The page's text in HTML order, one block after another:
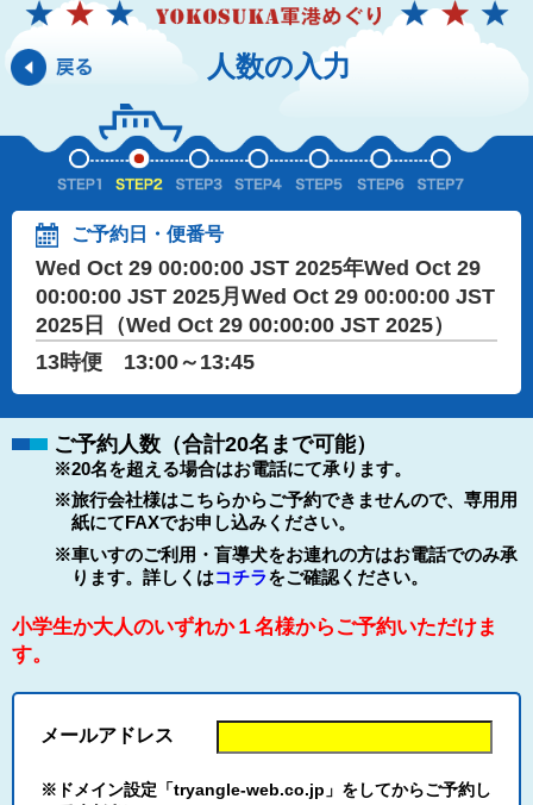
人数の入力
ご予約日・便番号
Wed Oct 29 00:00:00 JST 2025年Wed Oct 29
00:00:00 JST 2025月Wed Oct 29 00:00:00 JST
2025日（Wed Oct 29 00:00:00 JST 2025）
13時便 13:00～13:45
ご予約人数（合計20名まで可能）
※20名を超える場合はお電話にて承ります。
※旅行会社様はこちらからご予約できませんので、専用用
紙にてFAXでお申し込みください。
※車いすのご利用・盲導犬をお連れの方はお電話でのみ承
ります。詳しくはコチラをご確認ください。
小学生か大人のいずれか１名様からご予約いただけま
す。
メールアドレス
※ドメイン設定「tryangle-web.co.jp」をしてからご予約し